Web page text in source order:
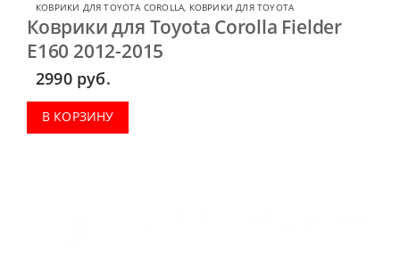
КОВРИКИ ДЛЯ TOYOTA COROLLA, КОВРИКИ ДЛЯ TOYOTA
Коврики для Toyota Corolla Fielder
E160 2012-2015
2990 руб.
В КОРЗИНУ